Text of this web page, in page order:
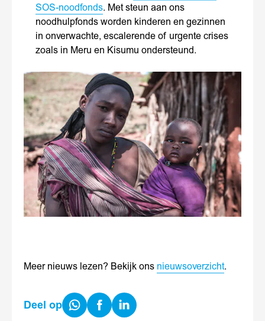
SOS-noodfonds. Met steun aan ons
noodhulpfonds worden kinderen en gezinnen
in onverwachte, escalerende of urgente crises
zoals in Meru en Kisumu ondersteund.
Meer nieuws lezen? Bekijk ons nieuwsoverzicht.
Deel opShare
on
Share
on
Share
on